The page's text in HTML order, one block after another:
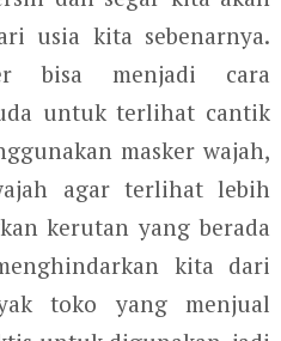
usia kita sebenarnya.
bisa menjadi cara
untuk terlihat cantik
masker wajah,
agar terlihat lebih
kerutan yang berada
kita dari
toko yang menjual